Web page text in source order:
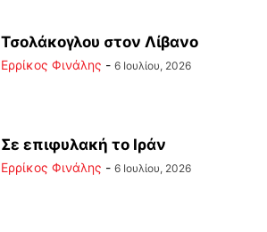
Τσολάκογλου στον Λίβανο
Ερρίκος Φινάλης - 6 Ιουλίου, 2026
Σε επιφυλακή το Ιράν
Ερρίκος Φινάλης - 6 Ιουλίου, 2026